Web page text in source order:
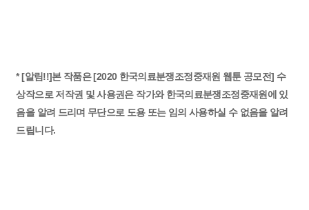
* [알림!!]본 작품은 [2020 한국의료분쟁조정중재원 웹툰 공모전] 수
상작으로 저작권 및 사용권은 작가와 한국의료분쟁조정중재원에 있
음을 알려 드리며 무단으로 도용 또는 임의 사용하실 수 없음을 알려
드립니다.